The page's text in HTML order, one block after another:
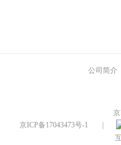
公司简介
京ICP备17043473号-1